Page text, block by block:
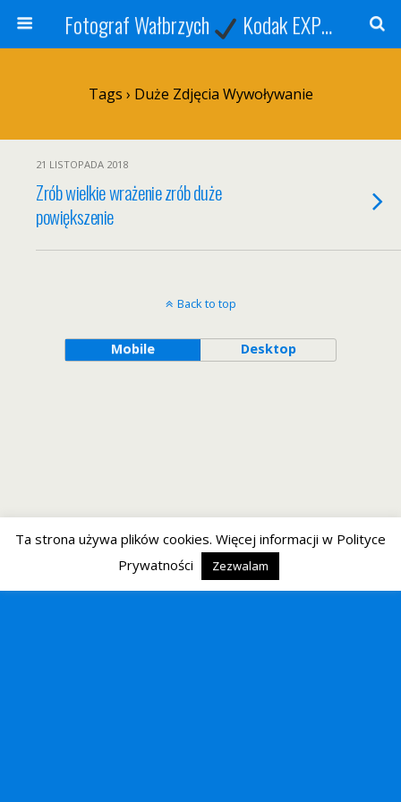
Fotograf Wałbrzych Kodak EXPRESS
Tags › Duże Zdjęcia Wywoływanie
21 LISTOPADA 2018
Zrób wielkie wrażenie zrób duże
powiększenie
Back to top
Mobile Desktop
Ta strona używa plików cookies. Więcej informacji w Polityce
Prywatności
Zezwalam